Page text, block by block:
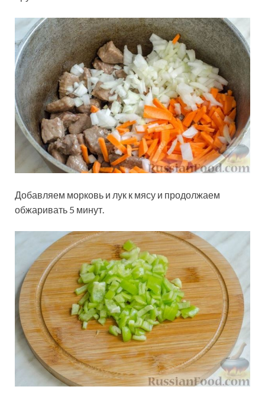
Добавляем морковь и лук к мясу и продолжаем
обжаривать 5 минут.